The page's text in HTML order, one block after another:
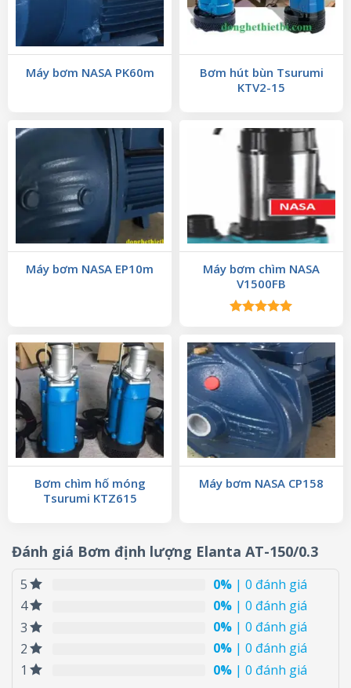
Máy bơm NASA PK60m
Bơm hút bùn Tsurumi
KTV2-15
Máy bơm NASA EP10m
Máy bơm chìm NASA
V1500FB
5 sao
Bơm chìm hố móng
Tsurumi KTZ615
Máy bơm NASA CP158
Đánh giá Bơm định lượng Elanta AT-150/0.3
5 0% | 0 đánh giá
4
0% | 0 đánh giá
3
0% | 0 đánh giá
2
0% | 0 đánh giá
1
0% | 0 đánh giá